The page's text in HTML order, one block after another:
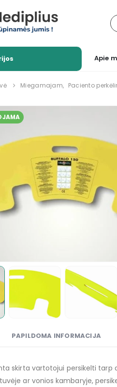
Apie
Miegamajam, Paciento
PAPILDOMA INFORMACIJA
skirta vartotojui persikelti
ar vonios kambaryje,